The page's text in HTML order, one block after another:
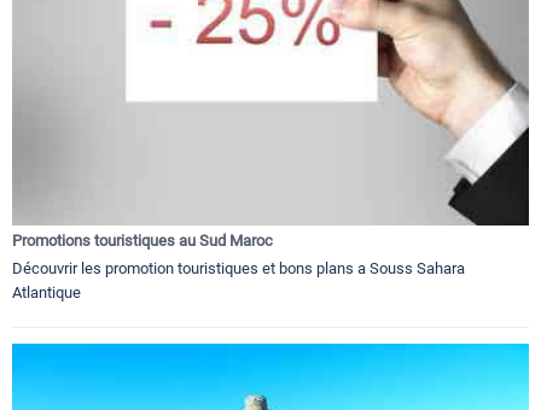
Promotions touristiques au Sud Maroc
Découvrir les promotion touristiques et bons plans a Souss Sahara
Atlantique